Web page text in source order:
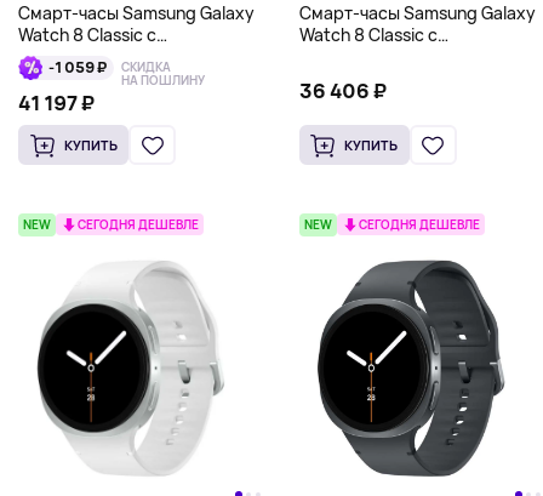
Смарт-часы Samsung Galaxy
Watch 8 Classic с
механическим безелем 46
мм, Bluetooth + LTE, черный
-1 059 ₽ СКИДКА
НА ПОШЛИНУ
41 197 ₽
КУПИТЬ
Смарт-часы Samsung Galaxy
Watch 8 Classic с
мм, Bluetooth + LTE, белый
36 406 ₽
КУПИТЬ
NEW СЕГОДНЯ ДЕШЕВЛЕ NEW СЕГОДНЯ ДЕШЕВЛЕ